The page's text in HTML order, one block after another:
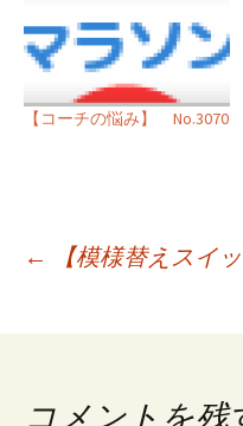
【コーチの悩み】 No.3070
投
ビ
←
【模様替えスイ
コメントを残